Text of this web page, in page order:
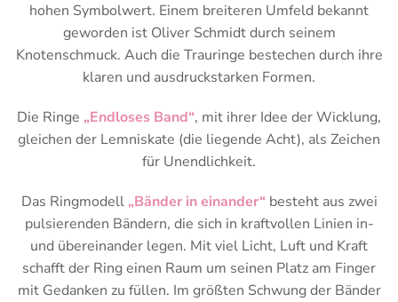
hohen Symbolwert. Einem breiteren Umfeld bekannt
geworden ist Oliver Schmidt durch seinem
Knotenschmuck. Auch die Trauringe bestechen durch ihre
klaren und ausdruckstarken Formen.
Die Ringe „Endloses Band“, mit ihrer Idee der Wicklung,
gleichen der Lemniskate (die liegende Acht), als Zeichen
für Unendlichkeit.
Das Ringmodell „Bänder in einander“besteht aus zwei
pulsierenden Bändern, die sich in kraftvollen Linien in-
und übereinander legen. Mit viel Licht, Luft und Kraft
schafft der Ring einen Raum um seinen Platz am Finger
mit Gedanken zu füllen. Im größten Schwung der Bänder